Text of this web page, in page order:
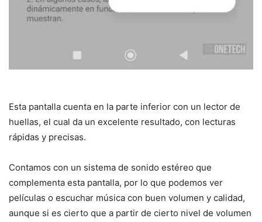
Esta pantalla cuenta en la parte inferior con un lector de
huellas, el cual da un excelente resultado, con lecturas
rápidas y precisas.
Contamos con un sistema de sonido estéreo que
complementa esta pantalla, por lo que podemos ver
películas o escuchar música con buen volumen y calidad,
aunque si es cierto que a partir de cierto nivel de volumen